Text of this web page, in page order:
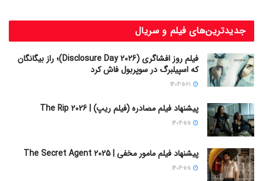
جدیدترین‌های فیلم و سریال
فیلم روز افشاگری (Disclosure Day 2026)؛ راز بیگانگان
که اسپیلبرگ در سوپربول فاش کرد
پیشنهاد فیلم مصادره (فیلم ریپ) | The Rip 2026
پیشنهاد فیلم مامور مخفی | The Secret Agent 2025